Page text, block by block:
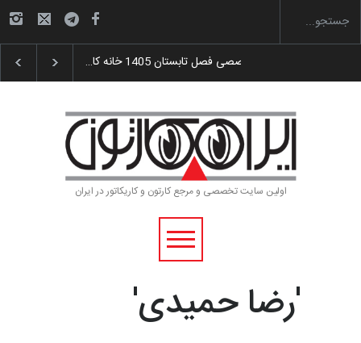
آغاز دوره‌های تخصصی فصل تابستان 1405 خانه کا…
اولین سایت تخصصی و مرجع کارتون و کاریکاتور در ایران
'رضا حمیدی'